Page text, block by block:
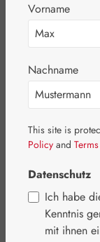
Bildergalerie
Vorname
Nachname
This site is
Policy and
Datenschutz
Ich habe
Kenntnis
mit ihnen